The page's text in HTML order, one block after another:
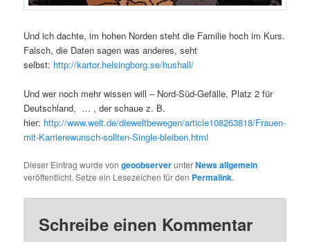
Und ich dachte, im hohen Norden steht die Familie hoch im Kurs.
Falsch, die Daten sagen was anderes, seht
selbst: http://kartor.helsingborg.se/hushall/
Und wer noch mehr wissen will – Nord-Süd-Gefälle, Platz 2 für
Deutschland, … , der schaue z. B.
hier: http://www.welt.de/dieweltbewegen/article108263818/Frauen-
mit-Karrierewunsch-sollten-Single-bleiben.html
Dieser Eintrag wurde vongeoobserverunterNews allgemein
veröffentlicht. Setze ein Lesezeichen für den Permalink.
Schreibe einen Kommentar